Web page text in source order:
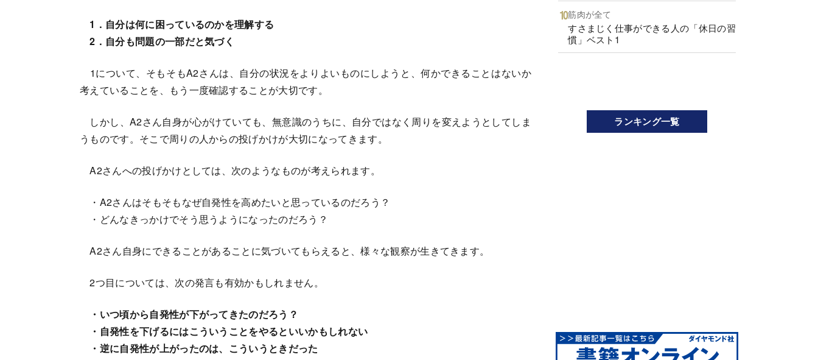
1．自分は何に困っているのかを理解する
2．自分も問題の一部だと気づく
1について、そもそもA2さんは、自分の状況をよりよいものにしようと、何かできることはないか
考えていることを、もう一度確認することが大切です。
しかし、A2さん自身が心がけていても、無意識のうちに、自分ではなく周りを変えようとしてしま
うものです。そこで周りの人からの投げかけが大切になってきます。
A2さんへの投げかけとしては、次のようなものが考えられます。
・A2さんはそもそもなぜ自発性を高めたいと思っているのだろう？
・どんなきっかけでそう思うようになったのだろう？
A2さん自身にできることがあることに気づいてもらえると、様々な観察が生きてきます。
2つ目については、次の発言も有効かもしれません。
・いつ頃から自発性が下がってきたのだろう？
・自発性を下げるにはこういうことをやるといいかもしれない
・逆に自発性が上がったのは、こういうときだった
筋肉が全て
すさまじく仕事ができる人の「休日の習
慣」ベスト1
ランキング一覧